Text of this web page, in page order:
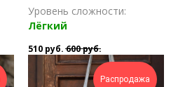
Уровень сложности:
Лёгкий
510 руб. 600руб.
Распродажа